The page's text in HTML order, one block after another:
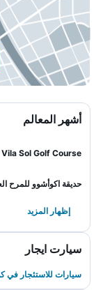
أشهر المعالم
Vila Sol Golf Course
حديقة اكوأشوو للمرح
إظهار المزيد
سيارت ايجار
سيارات للاستئجار في